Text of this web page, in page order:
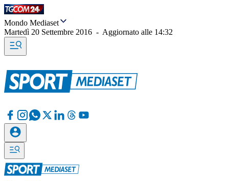
Mondo Mediaset
Martedì 20 Settembre 2016 - Aggiornato alle 14:32